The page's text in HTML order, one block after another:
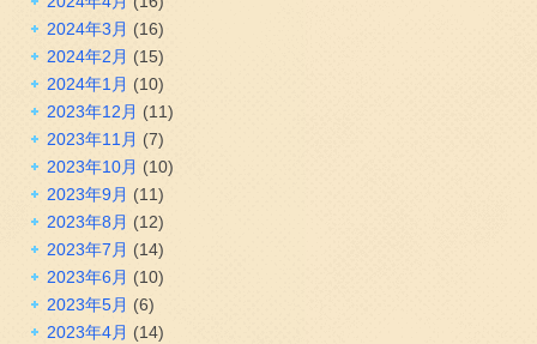
2024年3月 (16)
2024年2月 (15)
2024年1月 (10)
2023年12月 (11)
2023年11月 (7)
2023年10月 (10)
2023年9月 (11)
2023年8月 (12)
2023年7月 (14)
2023年6月 (10)
2023年5月 (6)
2023年4月 (14)